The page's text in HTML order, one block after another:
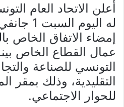
أعلن الاتحاد العام
إمضاء الاتفاق الخاص
عمال القطاع الخاص
التونسي للصناعة
التقليدية، وذلك بمقر
للحوار الاجتماعي.